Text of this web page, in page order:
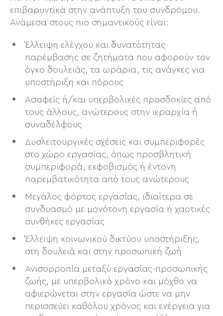
επιβαρυντικά στην ανάπτυξη του συνδρόμου.
Ανάμεσα στους πιο σημαντικούς είναι:
Έλλειψη ελέγχου και δυνατότητας
παρέμβασης σε ζητήματα που αφορούν τον
όγκο δουλειάς, τα ωράρια, τις ανάγκες για
υποστήριξη και πόρους
Ασαφείς ή/και υπερβολικές προσδοκίες από
τους άλλους, ανώτερους στην ιεραρχία ή
συναδέλφους
Δυσλειτουργικές σχέσεις και συμπεριφορές
στο χώρο εργασίας, όπως προσβλητική
συμπεριφορά, εκφοβισμός ή έντονη
παρεμβατικότητα από τους ανώτερους
Μεγάλος φόρτος εργασίας, ιδιαίτερα σε
συνδυασμό με μονότονη εργασία ή χαοτικές
συνθήκες εργασίας
Έλλειψη κοινωνικού δικτύου υποστήριξης,
στη δουλειά και στην προσωπική ζωή
Ανισορροπία μεταξύ εργασίας-προσωπικής
ζωής, με υπερβολικό χρόνο και μόχθο να
αφιερώνεται στην εργασία ώστε να μην
περισσεύει καθόλου χρόνος και ενέργεια για